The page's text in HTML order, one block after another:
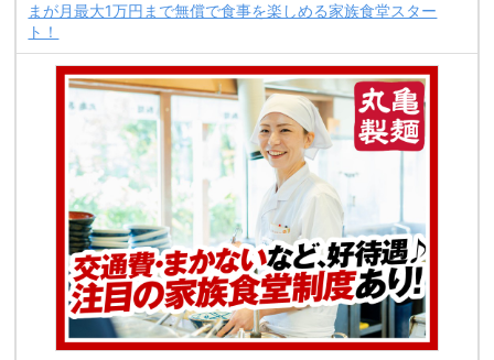
まが月最大1万円まで無償で食事を楽しめる家族食堂スター
ト！